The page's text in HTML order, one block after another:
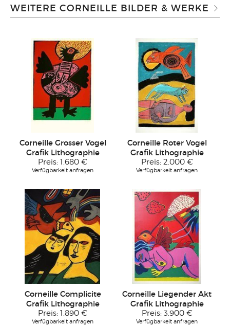
WEITERE CORNEILLE BILDER & WERKE
Corneille Grosser Vogel
Grafik Lithographie
Preis: 1.680 €
Verfügbarkeit anfragen
Corneille Roter Vogel
Grafik Lithographie
Preis: 2.000 €
Verfügbarkeit anfragen
Corneille Complicite
Grafik Lithographie
Preis: 1.890 €
Verfügbarkeit anfragen
Corneille Liegender Akt
Grafik Lithographie
Preis: 3.900 €
Verfügbarkeit anfragen